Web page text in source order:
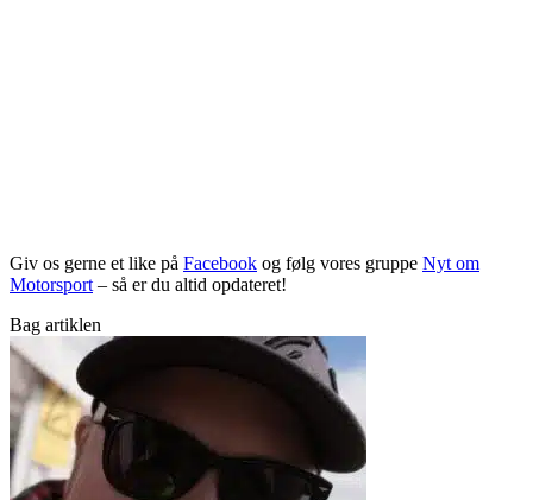
Giv os gerne et like på Facebook og følg vores gruppe Nyt om
Motorsport – så er du altid opdateret!
Bag artiklen